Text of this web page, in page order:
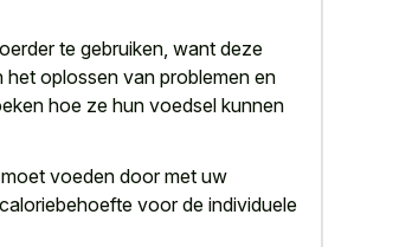
te gebruiken, want deze
oplossen van problemen en
hoe ze hun voedsel kunnen
voeden door met uw
voor de individuele